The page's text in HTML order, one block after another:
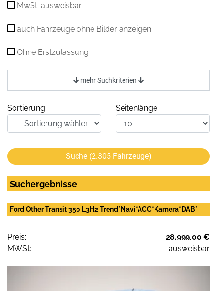
MwSt. ausweisbar
auch Fahrzeuge ohne Bilder anzeigen
Ohne Erstzulassung
mehr Suchkriterien
Sortierung Seitenlänge
Suche (2.305Fahrzeuge)
Suchergebnisse
Ford Other Transit 350 L3H2 Trend*Navi*ACC*Kamera*DAB*
Preis:
28.999,00 €
MWSt:
ausweisbar